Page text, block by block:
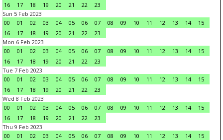
16
17 18 19 20 21 22
23
Sun 5 Feb 2023
00
01 02 03 04 05 06 07 08 09 10 11 12 13 14
15
16
17 18 19 20 21 22
23
Mon 6 Feb 2023
00
01 02 03 04 05 06 07 08 09 10 11 12 13 14
15
16
17 18 19 20 21 22
23
Tue 7 Feb 2023
00
01 02 03 04 05 06 07 08 09 10 11 12 13 14
15
16
17 18 19 20 21 22
23
Wed 8 Feb 2023
00
01 02 03 04 05 06 07 08 09 10 11 12 13 14
15
16
17 18 19 20 21 22
23
Thu 9 Feb 2023
00
01 02 03 04 05 06 07 08 09 10 11 12 13 14
15